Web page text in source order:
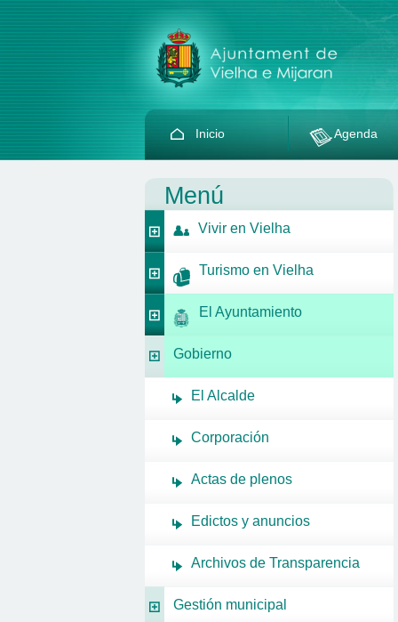
Inicio Agenda
Menú
Vivir en Vielha
Turismo en Vielha
El Ayuntamiento
Gobierno
El Alcalde
Corporación
Actas de plenos
Edictos y anuncios
Archivos de Transparencia
Gestión municipal